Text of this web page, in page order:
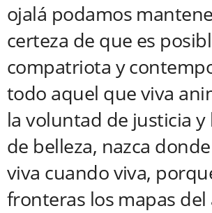
ojalá podamos
certeza de que es
compatriota y
todo aquel que viva
la voluntad de justicia
de belleza, nazca
viva cuando viva,
fronteras los mapas